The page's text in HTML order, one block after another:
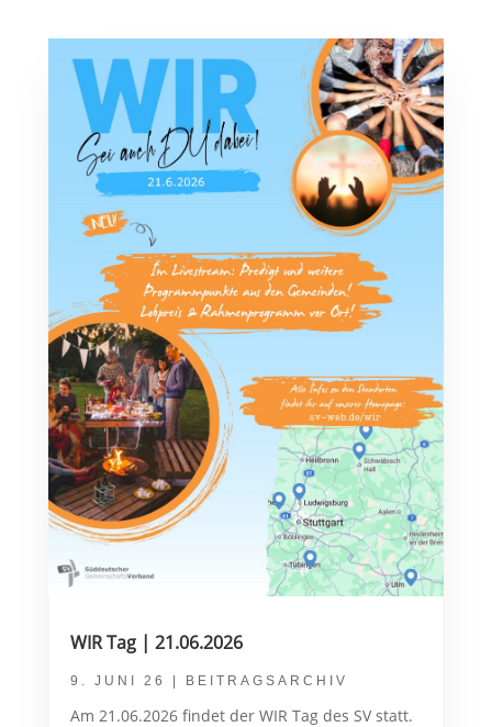
WIR Tag | 21.06.2026
9. JUNI 26 | BEITRAGSARCHIV
Am 21.06.2026 findet der WIR Tag des SV statt.